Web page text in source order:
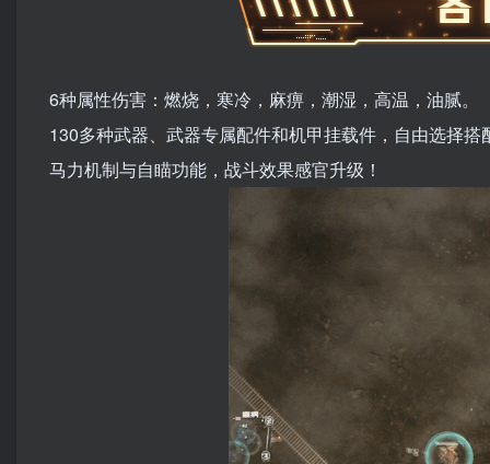
6种属性伤害：燃烧，寒冷，麻痹，潮湿，高温，油腻。
130多种武器、武器专属配件和机甲挂载件，自由选择搭
马力机制与自瞄功能，战斗效果感官升级！